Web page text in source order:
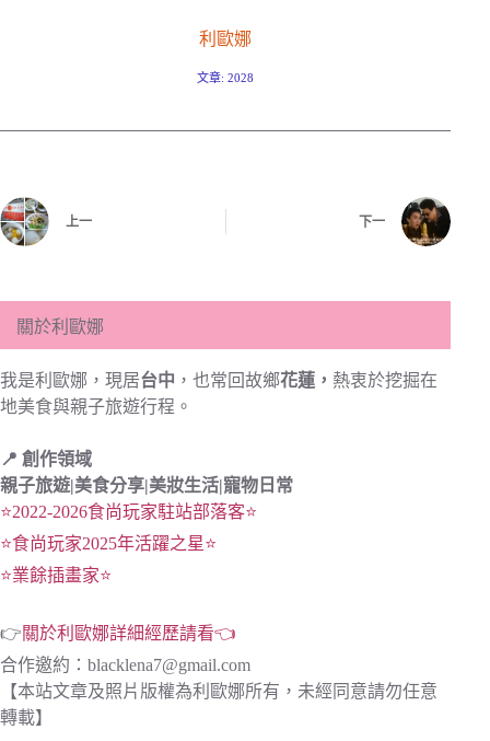
利歐娜
文章: 2028
上一 下一
關於利歐娜
我是利歐娜，現居台中 ，也常回故鄉花蓮， 熱衷於挖掘在
地美食與親子旅遊行程。
📍 創作領域
親子旅遊|美食分享|美妝生活|寵物日常
⭐2022-2026食尚玩家駐站部落客⭐
⭐食尚玩家2025年活躍之星⭐
⭐業餘插畫家⭐
👉關於利歐娜詳細經歷請看👈
合作邀約： blacklena7@gmail.com
【本站文章及照片版權為利歐娜所有，未經同意請勿任意
轉載】